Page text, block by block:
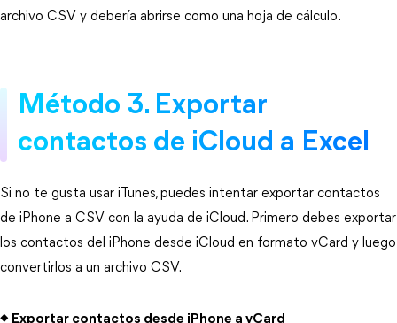
archivo CSV y debería abrirse como una hoja de cálculo.
Método 3. Exportar
contactos de iCloud a Excel
Si no te gusta usar iTunes, puedes intentar exportar contactos
de iPhone a CSV con la ayuda de iCloud. Primero debes exportar
los contactos del iPhone desde iCloud en formato vCard y luego
convertirlos a un archivo CSV.
◆ Exportar contactos desde iPhone a vCard